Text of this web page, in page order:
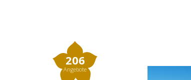
206
Angebote